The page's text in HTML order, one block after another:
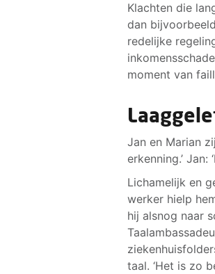
Klachten die
dan
redelijke
moment van
Jan en Marian
erkenning.’
Lichamelijk en
werker hielp
hij alsnog naar
taal. ‘Het is zo